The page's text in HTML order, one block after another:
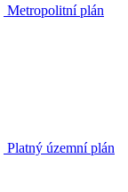
Metropolitní plán
Platný územní plán